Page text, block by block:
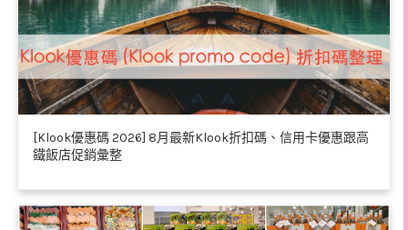
[Klook優惠碼 2026] 8月最新Klook折扣碼、信用卡優惠跟高
鐵飯店促銷彙整